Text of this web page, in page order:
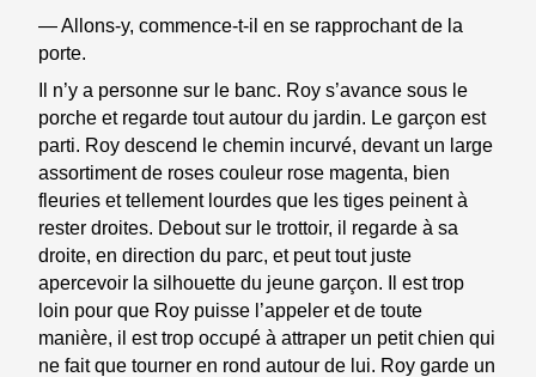
— Allons-y, commence-t-il en se rapprochant de la
porte.
Il n’y a personne sur le banc. Roy s’avance sous le
porche et regarde tout autour du jardin. Le garçon est
parti. Roy descend le chemin incurvé, devant un large
assortiment de roses couleur rose magenta, bien
fleuries et tellement lourdes que les tiges peinent à
rester droites. Debout sur le trottoir, il regarde à sa
droite, en direction du parc, et peut tout juste
apercevoir la silhouette du jeune garçon. Il est trop
loin pour que Roy puisse l’appeler et de toute
manière, il est trop occupé à attraper un petit chien qui
ne fait que tourner en rond autour de lui. Roy garde un